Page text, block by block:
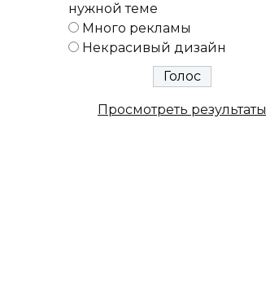
нужной теме
Много рекламы
Некрасивый дизайн
Просмотреть результаты